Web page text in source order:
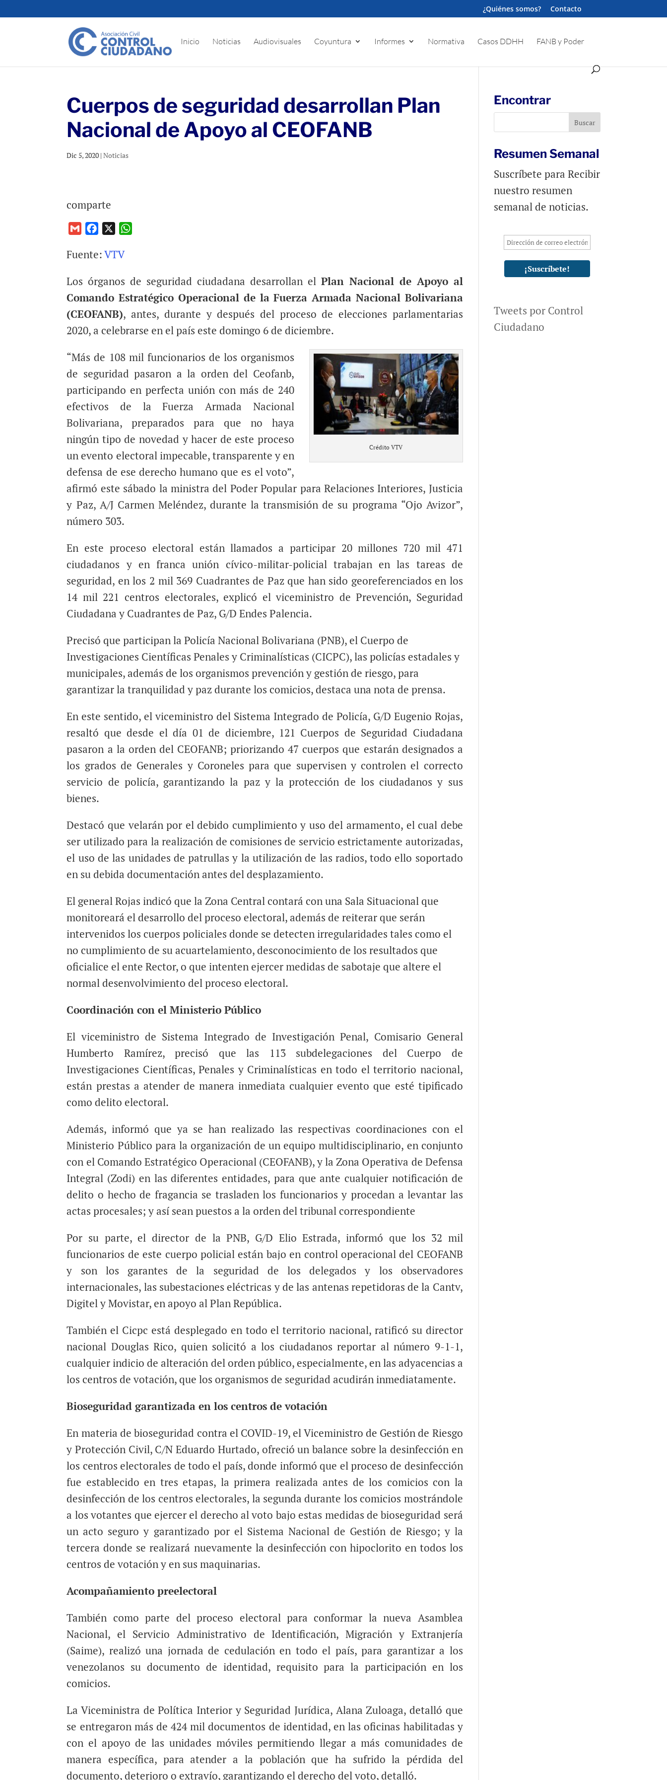
¿Quiénes somos? Contacto
Inicio Noticias Audiovisuales Coyuntura Informes Normativa Casos DDHH FANB y Poder
Cuerpos de seguridad desarrollan Plan
Nacional de Apoyo al CEOFANB
Dic 5, 2020 |Noticias
comparte
G
a
l
c
b
k
s
p
Fuente:VTV
Los órganos de seguridad ciudadana desarrollan el Plan Nacional de Apoyo al
Comando Estratégico Operacional de la Fuerza Armada Nacional Bolivariana
(CEOFANB), antes, durante y después del proceso de elecciones parlamentarias
2020, a celebrarse en el país este domingo 6 de diciembre.
Crédito VTV
“Más de 108 mil funcionarios de los organismos
de seguridad pasaron a la orden del Ceofanb,
participando en perfecta unión con más de 240
efectivos de la Fuerza Armada Nacional
Bolivariana, preparados para que no haya
ningún tipo de novedad y hacer de este proceso
un evento electoral impecable, transparente y en
defensa de ese derecho humano que es el voto”,
afirmó este sábado la ministra del Poder Popular para Relaciones Interiores, Justicia
y Paz, A/J Carmen Meléndez, durante la transmisión de su programa “Ojo Avizor”,
número 303.
En este proceso electoral están llamados a participar 20 millones 720 mil 471
ciudadanos y en franca unión cívico-militar-policial trabajan en las tareas de
seguridad, en los 2 mil 369 Cuadrantes de Paz que han sido georeferenciados en los
14 mil 221 centros electorales, explicó el viceministro de Prevención, Seguridad
Ciudadana y Cuadrantes de Paz, G/D Endes Palencia.
Precisó que participan la Policía Nacional Bolivariana (PNB), el Cuerpo de
Investigaciones Científicas Penales y Criminalísticas (CICPC), las policías estadales y
municipales, además de los organismos prevención y gestión de riesgo, para
garantizar la tranquilidad y paz durante los comicios, destaca una nota de prensa.
En este sentido, el viceministro del Sistema Integrado de Policía, G/D Eugenio Rojas,
resaltó que desde el día 01 de diciembre, 121 Cuerpos de Seguridad Ciudadana
pasaron a la orden del CEOFANB; priorizando 47 cuerpos que estarán designados a
los grados de Generales y Coroneles para que supervisen y controlen el correcto
servicio de policía, garantizando la paz y la protección de los ciudadanos y sus
bienes.
Destacó que velarán por el debido cumplimiento y uso del armamento, el cual debe
ser utilizado para la realización de comisiones de servicio estrictamente autorizadas,
el uso de las unidades de patrullas y la utilización de las radios, todo ello soportado
en su debida documentación antes del desplazamiento.
El general Rojas indicó que la Zona Central contará con una Sala Situacional que
monitoreará el desarrollo del proceso electoral, además de reiterar que serán
intervenidos los cuerpos policiales donde se detecten irregularidades tales como el
no cumplimiento de su acuartelamiento, desconocimiento de los resultados que
oficialice el ente Rector, o que intenten ejercer medidas de sabotaje que altere el
normal desenvolvimiento del proceso electoral.
Coordinación con el Ministerio Público
El viceministro de Sistema Integrado de Investigación Penal, Comisario General
Humberto Ramírez, precisó que las 113 subdelegaciones del Cuerpo de
Investigaciones Científicas, Penales y Criminalísticas en todo el territorio nacional,
están prestas a atender de manera inmediata cualquier evento que esté tipificado
como delito electoral.
Además, informó que ya se han realizado las respectivas coordinaciones con el
Ministerio Público para la organización de un equipo multidisciplinario, en conjunto
con el Comando Estratégico Operacional (CEOFANB), y la Zona Operativa de Defensa
Integral (Zodi) en las diferentes entidades, para que ante cualquier notificación de
delito o hecho de fragancia se trasladen los funcionarios y procedan a levantar las
actas procesales; y así sean puestos a la orden del tribunal correspondiente
Por su parte, el director de la PNB, G/D Elio Estrada, informó que los 32 mil
funcionarios de este cuerpo policial están bajo en control operacional del CEOFANB
y son los garantes de la seguridad de los delegados y los observadores
internacionales, las subestaciones eléctricas y de las antenas repetidoras de la Cantv,
Digitel y Movistar, en apoyo al Plan República.
También el Cicpc está desplegado en todo el territorio nacional, ratificó su director
nacional Douglas Rico, quien solicitó a los ciudadanos reportar al número 9-1-1,
cualquier indicio de alteración del orden público, especialmente, en las adyacencias a
los centros de votación, que los organismos de seguridad acudirán inmediatamente.
Bioseguridad garantizada en los centros de votación
En materia de bioseguridad contra el COVID-19, el Viceministro de Gestión de Riesgo
y Protección Civil, C/N Eduardo Hurtado, ofreció un balance sobre la desinfección en
los centros electorales de todo el país, donde informó que el proceso de desinfección
fue establecido en tres etapas, la primera realizada antes de los comicios con la
desinfección de los centros electorales, la segunda durante los comicios mostrándole
a los votantes que ejercer el derecho al voto bajo estas medidas de bioseguridad será
un acto seguro y garantizado por el Sistema Nacional de Gestión de Riesgo; y la
tercera donde se realizará nuevamente la desinfección con hipoclorito en todos los
centros de votación y en sus maquinarias.
Acompañamiento preelectoral
También como parte del proceso electoral para conformar la nueva Asamblea
Nacional, el Servicio Administrativo de Identificación, Migración y Extranjería
(Saime), realizó una jornada de cedulación en todo el país, para garantizar a los
venezolanos su documento de identidad, requisito para la participación en los
comicios.
La Viceministra de Política Interior y Seguridad Jurídica, Alana Zuloaga, detalló que
se entregaron más de 424 mil documentos de identidad, en las oficinas habilitadas y
con el apoyo de las unidades móviles permitiendo llegar a más comunidades de
manera específica, para atender a la población que ha sufrido la pérdida del
documento, deterioro o extravío, garantizando el derecho del voto, detalló.
Encontrar
Resumen Semanal
Suscríbete para Recibir
nuestro resumen
semanal de noticias.
Tweets por Control
Ciudadano